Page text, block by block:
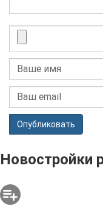
Опубликовать
Новостройки